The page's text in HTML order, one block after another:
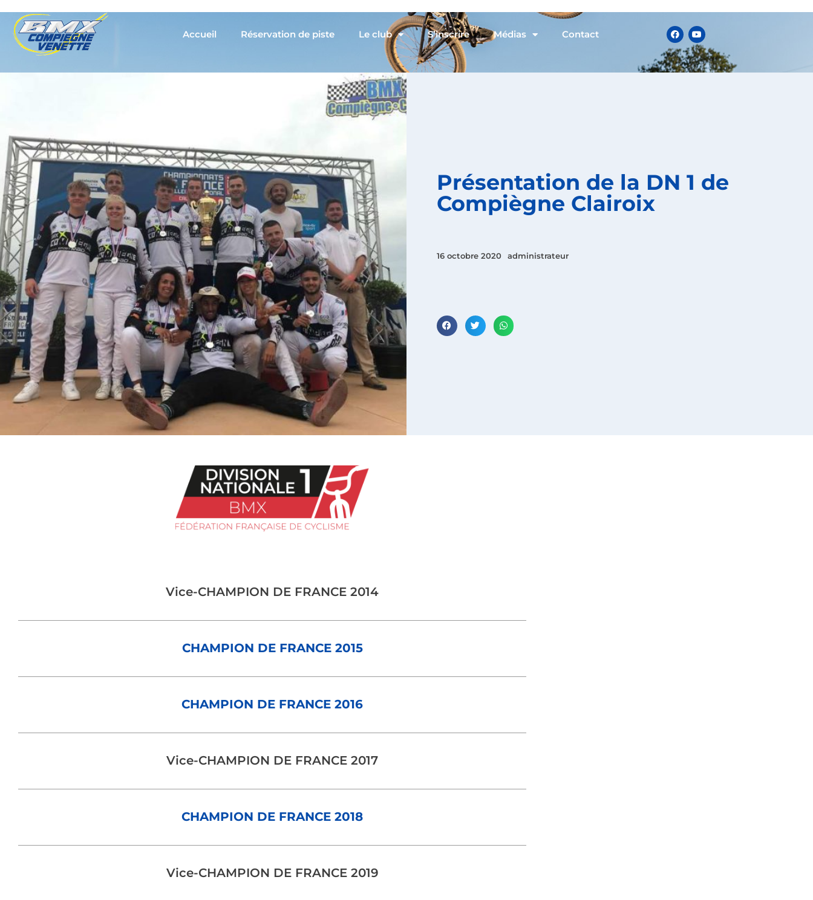
Accueil Réservation de piste Le club S’inscrire Médias Contact
Présentation de la DN 1 de
Compiègne Clairoix
16 octobre 2020 administrateur
Vice-CHAMPION DE FRANCE 2014
CHAMPION DE FRANCE 2015
CHAMPION DE FRANCE 2016
Vice-CHAMPION DE FRANCE 2017
CHAMPION DE FRANCE 2018
Vice-CHAMPION DE FRANCE 2019